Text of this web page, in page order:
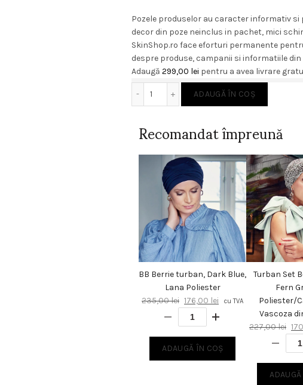
Pozele produselor au caracter informativ
decor din poze neinclus in pachet, mici
SkinShop.ro face eforturi permanente
despre produse, campanii si informatiile
Adaugă 299,00 lei pentru a avea livrare
Cantitate BABOR AMPOULE SERUM
ADAUGĂ ÎN COȘ
Recomandat împreună
BB Berrie turban, Dark Blue,
Lana Poliester
235,00lei Prețul
inițial
a
fost:
235,00 lei.
176,00 lei Prețul
176,00 lei.
cu TVA
ADAUGĂ ÎN COȘ
Turban Set
Fern
Poliester/
Vascoza
227,00lei
inițial
a